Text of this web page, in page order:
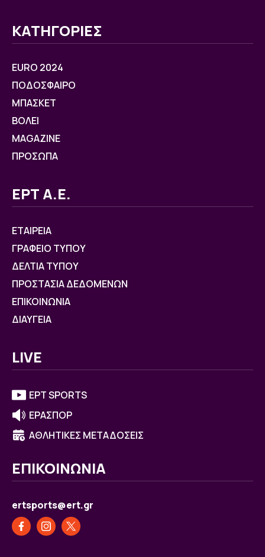
ΚΑΤΗΓΟΡΙΕΣ
EURO 2024
ΠΟΔΟΣΦΑΙΡΟ
ΜΠΑΣΚΕΤ
ΒOΛΕΙ
MAGAZINE
ΠΡΟΣΩΠΑ
ΕΡΤ Α.Ε.
ΕΤΑΙΡΕΙΑ
ΓΡΑΦΕΙΟ ΤΥΠΟΥ
ΔΕΛΤΙΑ ΤΥΠΟΥ
ΠΡΟΣΤΑΣΙΑ ΔΕΔΟΜΕΝΩΝ
ΕΠΙΚΟΙΝΩΝΙΑ
ΔΙΑΥΓΕΙΑ
LIVE
ΕΡΤ SPORTS
ΕΡΑΣΠΟΡ
ΑΘΛΗΤΙΚΕΣ ΜΕΤΑΔΟΣΕΙΣ
ΕΠΙΚΟΙΝΩΝΙΑ
ertsports@ert.gr